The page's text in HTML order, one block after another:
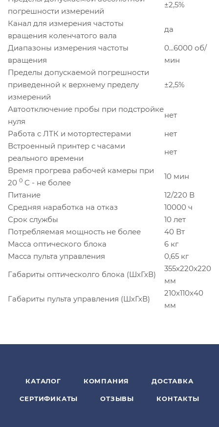
погрешности измерений
±2,5%
Канал для измерения частоты
вращения коленчатого вала
да
Диапазоны измерения частоты
вращения
0...6000 об/
мин
Пределы допускаемой погрешности
приведенной к верхнему пределу
измерений
±2,5%
Автоотключение пробы при подстройке
нуля
нет
Работа с ЛТК и мотортестерами
нет
Встроенный принтер с часами
реального времени
нет
Время прогрева рабочей камеры при
20 0 С - не более
10 мин
Питание
12/220 В
Средняя наработка на отказ
10000 ч
Срок службы
10 лет
Потребляемая мощность не более
40 Вт
Масса оптического блока
6 кг
Масса пульта управления
0,65 кг
Габариты оптическолго блока (ШхГхВ)
355х220х220
мм
Габариты пульта управления (ШхГхВ)
210х110х40
мм
КАТАЛОГ КОМПАНИЯ ДОСТАВКА
СЕРТИФИКАТЫ ОТЗЫВЫ КОНТАКТЫ